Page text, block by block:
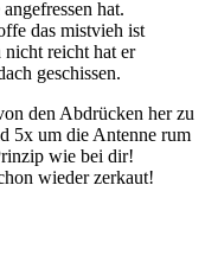
hat.
das mistvieh ist
nicht reicht hat er
geschissen.
den Abdrücken her zu
5x um die Antenne rum
wie bei dir!
wieder zerkaut!